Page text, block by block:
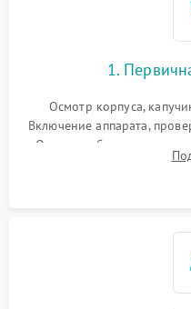
1.
Осмотр корпуса,
Включение аппарата,
Оценка работы помпы,
Измерение температуры